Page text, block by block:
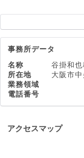
事務所データ
名称
谷掛和
所在地 大阪市
業務領域
電話番号
アクセスマップ